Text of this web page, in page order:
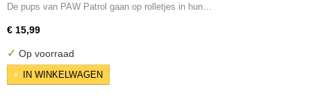
De pups van PAW Patrol gaan op rolletjes in hun…
€ 15,99
✓ Op voorraad
IN WINKELWAGEN